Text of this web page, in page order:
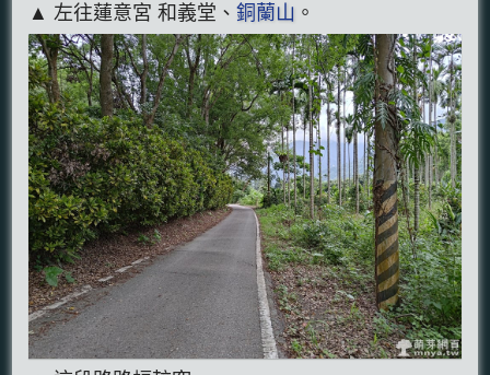
▲ 左往蓮意宮 和義堂、銅蘭山 。